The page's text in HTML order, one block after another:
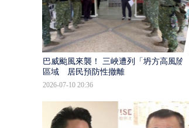
巴威颱風來襲！ 三峽遭列「坍方高風險」
區域 居民預防性撤離
2026-07-10 20:36